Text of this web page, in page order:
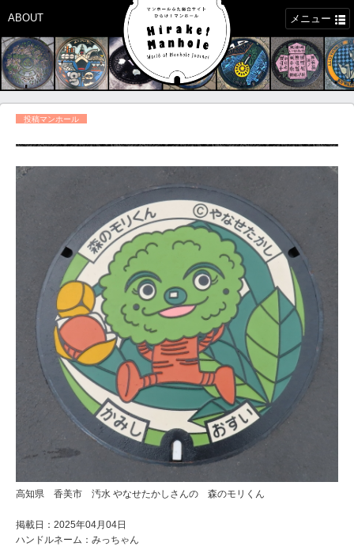
ABOUT メニュー
投稿マンホール
高知県 香美市 汚水 やなせたかしさんの 森のモリくん
掲載日：2025年04月04日
ハンドルネーム：みっちゃん